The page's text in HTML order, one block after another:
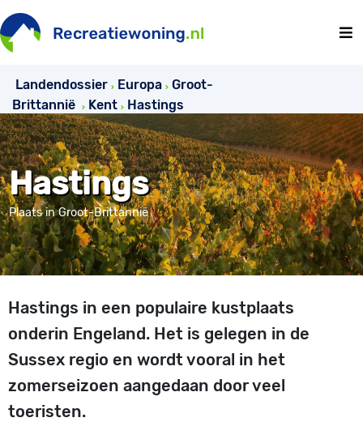
Landendossier Europa
Groot-
Brittannië
Kent Hastings
Hastings
Plaats in Groot-Brittannië
Hastings in een populaire kustplaats
onderin Engeland. Het is gelegen in de
Sussex regio en wordt vooral in het
zomerseizoen aangedaan door veel
toeristen.